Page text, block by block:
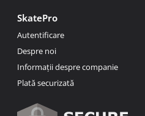
SkatePro
Autentificare
Despre noi
Informații despre companie
Plată securizată